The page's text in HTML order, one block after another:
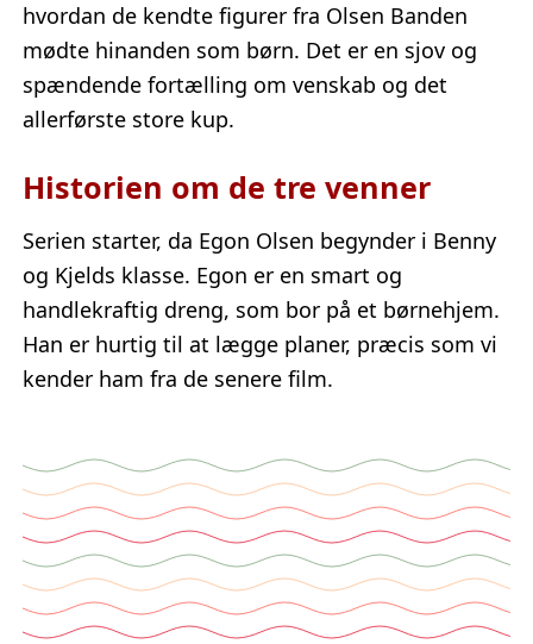
hvordan de kendte figurer fra Olsen Banden
mødte hinanden som børn. Det er en sjov og
spændende fortælling om venskab og det
allerførste store kup.
Historien om de tre venner
Serien starter, da Egon Olsen begynder i Benny
og Kjelds klasse. Egon er en smart og
handlekraftig dreng, som bor på et børnehjem.
Han er hurtig til at lægge planer, præcis som vi
kender ham fra de senere film.